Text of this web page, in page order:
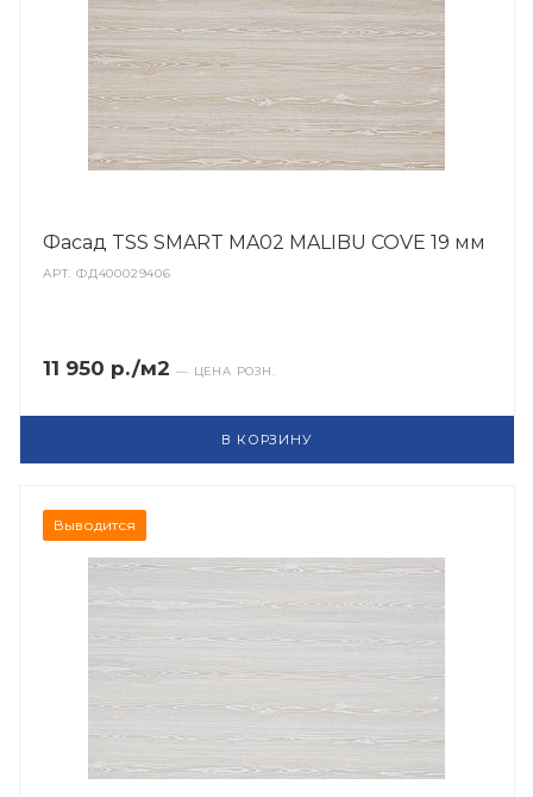
Фасад TSS SMART MA02 MALIBU COVE 19 мм
АРТ.ФД400029406
11 950 р./м2 — ЦЕНА РОЗН.
В КОРЗИНУ
Выводится